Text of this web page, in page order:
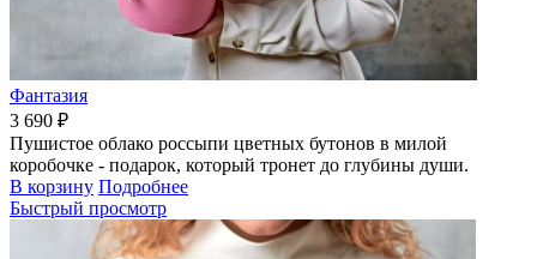
Фантазия
3 690 ₽
Пушистое облако россыпи цветных бутонов в милой
коробочке - подарок, который тронет до глубины души.
В корзину Подробнее
Быстрый просмотр